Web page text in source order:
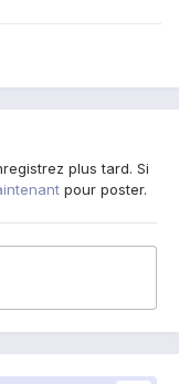
plus tard. Si
pour poster.